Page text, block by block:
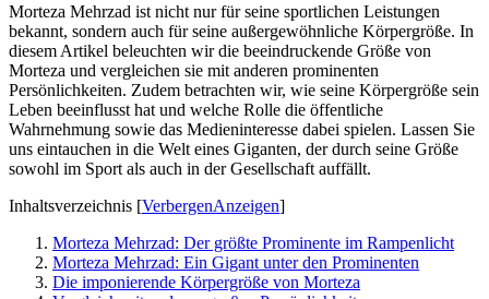
Morteza Mehrzad ist nicht nur für seine sportlichen Leistungen
bekannt, sondern auch für seine außergewöhnliche Körpergröße. In
diesem Artikel beleuchten wir die beeindruckende Größe von
Morteza und vergleichen sie mit anderen prominenten
Persönlichkeiten. Zudem betrachten wir, wie seine Körpergröße sein
Leben beeinflusst hat und welche Rolle die öffentliche
Wahrnehmung sowie das Medieninteresse dabei spielen. Lassen Sie
uns eintauchen in die Welt eines Giganten, der durch seine Größe
sowohl im Sport als auch in der Gesellschaft auffällt.
Inhaltsverzeichnis [VerbergenAnzeigen]
Morteza Mehrzad: Der größte Prominente im Rampenlicht
Morteza Mehrzad: Ein Gigant unter den Prominenten
Die imponierende Körpergröße von Morteza